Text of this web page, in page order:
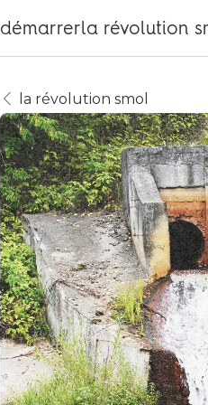
démarrerla révolution
la révolution smol